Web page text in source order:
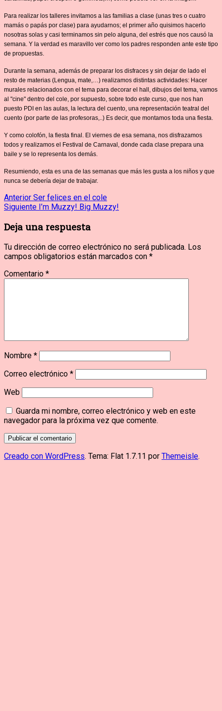
Para realizar los talleres invitamos a las familias a clase (unas tres o cuatro
mamás o papás por clase) para ayudarnos; el primer año quisimos hacerlo
nosotras solas y casi terminamos sin pelo alguna, del estrés que nos causó la
semana. Y la verdad es maravillo ver como los padres responden ante este tipo
de propuestas.
Durante la semana, además de preparar los disfraces y sin dejar de lado el
resto de materias (Lengua, mate,…) realizamos distintas actividades: Hacer
murales relacionados con el tema para decorar el hall, dibujos del tema, vamos
al "cine" dentro del cole, por supuesto, sobre todo este curso, que nos han
puesto PDI en las aulas, la lectura del cuento, una representación teatral del
cuento (por parte de las profesoras,..) Es decir, que montamos toda una fiesta.
Y como colofón, la fiesta final. El viernes de esa semana, nos disfrazamos
todos y realizamos el Festival de Carnaval, donde cada clase prepara una
baile y se lo representa los demás.
Resumiendo, esta es una de las semanas que más les gusta a los niños y que
nunca se debería dejar de trabajar.
Navegación
de
entradas
Anterior Entrada
anterior:
Ser felices en el cole
Siguiente Entrada
I’m Muzzy! Big Muzzy!
Deja una respuesta
Tu dirección de correo electrónico no será publicada. Los
campos obligatorios están marcados con *
Comentario *
Nombre *
Correo electrónico *
Web
Guarda mi nombre, correo electrónico y web en este
navegador para la próxima vez que comente.
Creado con WordPress. Tema: Flat 1.7.11 por Themeisle.